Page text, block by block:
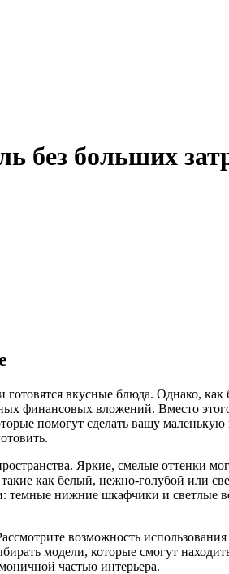
без больших
готовятся вкусные блюда. Однако,
финансовых вложений. Вместо
помогут сделать вашу
Яркие, смелые оттенки
как белый, нежно-голубой или
темные нижние шкафчики и
возможность
модели, которые смогут
частью интерьера.